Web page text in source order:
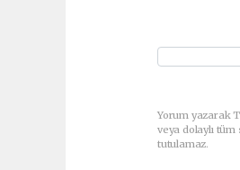
Yorum yazarak
veya dolaylı
tutulamaz.